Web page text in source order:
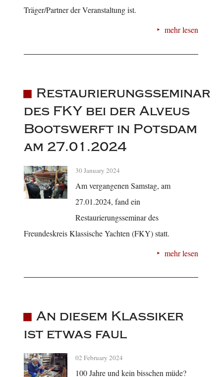
Träger/Partner der Veranstaltung ist.
mehr lesen
Restaurierungsseminar
des FKY bei der Alveus
Bootswerft in Potsdam
am 27.01.2024
30 January 2024
Am vergangenen Samstag, am
27.01.2024, fand ein
Restaurierungsseminar des
Freundeskreis Klassische Yachten (FKY) statt.
mehr lesen
An diesem Klassiker
ist etwas faul
02 February 2024
100 Jahre und kein bisschen müde?